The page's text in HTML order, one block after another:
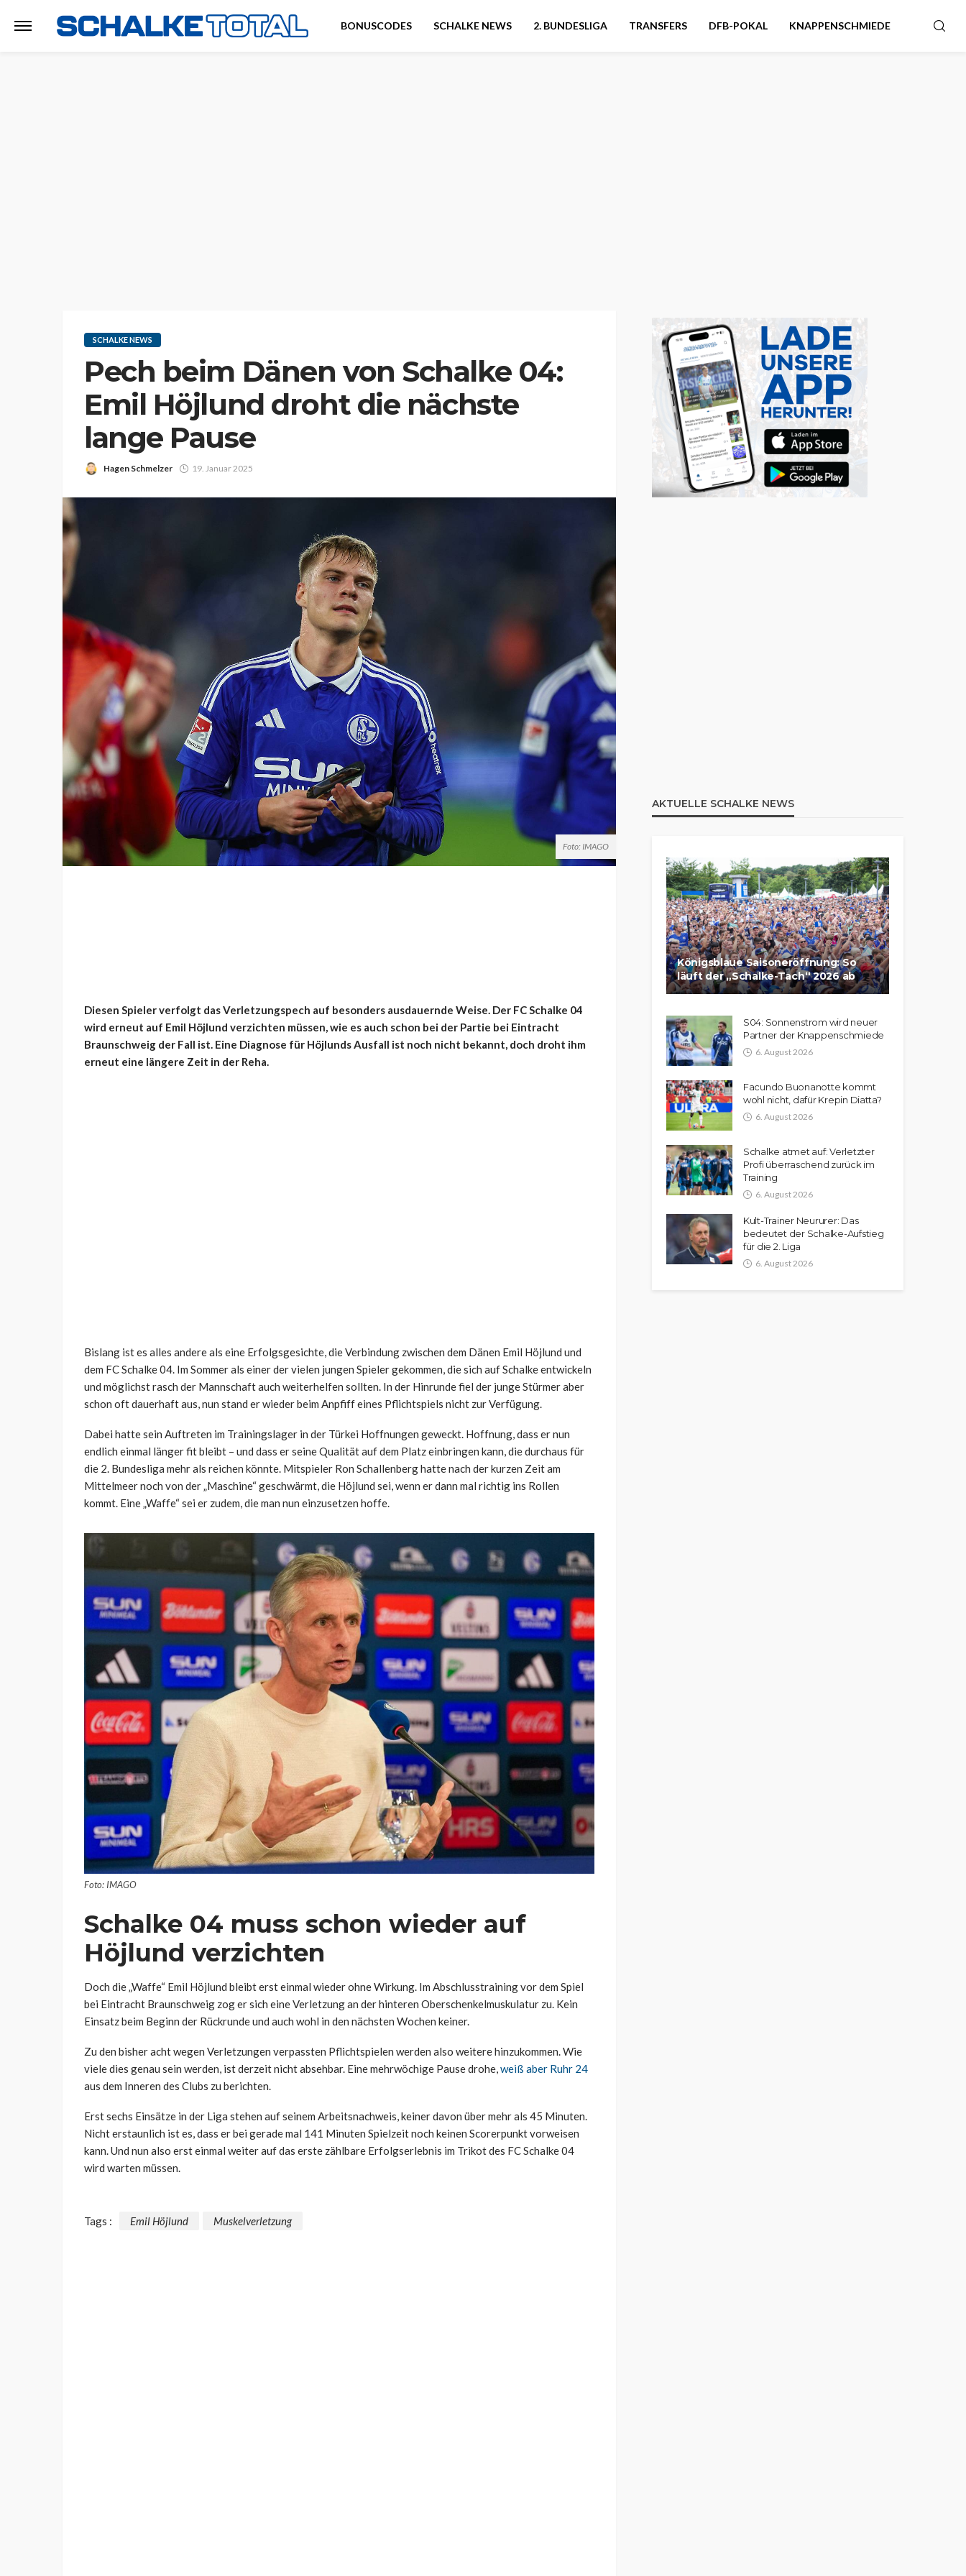
BONUSCODES SCHALKE NEWS 2. BUNDESLIGA TRANSFERS DFB-POKAL KNAPPENSCHMIEDE
SCHALKE NEWS
Pech beim Dänen von Schalke 04:
Emil Höjlund droht die nächste
lange Pause
Hagen Schmelzer 19. Januar 2025
Foto: IMAGO
Diesen Spieler verfolgt das Verletzungspech auf besonders ausdauernde Weise. Der FC Schalke 04
wird erneut auf Emil Höjlund verzichten müssen, wie es auch schon bei der Partie bei Eintracht
Braunschweig der Fall ist. Eine Diagnose für Höjlunds Ausfall ist noch nicht bekannt, doch droht ihm
erneut eine längere Zeit in der Reha.
Bislang ist es alles andere als eine Erfolgsgesichte, die Verbindung zwischen dem Dänen Emil Höjlund und
dem FC Schalke 04. Im Sommer als einer der vielen jungen Spieler gekommen, die sich auf Schalke entwickeln
und möglichst rasch der Mannschaft auch weiterhelfen sollten. In der Hinrunde fiel der junge Stürmer aber
schon oft dauerhaft aus, nun stand er wieder beim Anpfiff eines Pflichtspiels nicht zur Verfügung.
Dabei hatte sein Auftreten im Trainingslager in der Türkei Hoffnungen geweckt. Hoffnung, dass er nun
endlich einmal länger fit bleibt – und dass er seine Qualität auf dem Platz einbringen kann, die durchaus für
die 2. Bundesliga mehr als reichen könnte. Mitspieler Ron Schallenberg hatte nach der kurzen Zeit am
Mittelmeer noch von der „Maschine“ geschwärmt, die Höjlund sei, wenn er dann mal richtig ins Rollen
kommt. Eine „Waffe“ sei er zudem, die man nun einzusetzen hoffe.
Foto: IMAGO
Schalke 04 muss schon wieder auf
Höjlund verzichten
Doch die „Waffe“ Emil Höjlund bleibt erst einmal wieder ohne Wirkung. Im Abschlusstraining vor dem Spiel
bei Eintracht Braunschweig zog er sich eine Verletzung an der hinteren Oberschenkelmuskulatur zu. Kein
Einsatz beim Beginn der Rückrunde und auch wohl in den nächsten Wochen keiner.
Zu den bisher acht wegen Verletzungen verpassten Pflichtspielen werden also weitere hinzukommen. Wie
viele dies genau sein werden, ist derzeit nicht absehbar. Eine mehrwöchige Pause drohe,weiß aber Ruhr 24
aus dem Inneren des Clubs zu berichten.
Erst sechs Einsätze in der Liga stehen auf seinem Arbeitsnachweis, keiner davon über mehr als 45 Minuten.
Nicht erstaunlich ist es, dass er bei gerade mal 141 Minuten Spielzeit noch keinen Scorerpunkt vorweisen
kann. Und nun also erst einmal weiter auf das erste zählbare Erfolgserlebnis im Trikot des FC Schalke 04
wird warten müssen.
Tags : Emil Höjlund Muskelverletzung
AKTUELLE SCHALKE NEWS
Königsblaue Saisoneröffnung: So
läuft der „Schalke-Tach“ 2026 ab
S04: Sonnenstrom wird neuer
Partner der Knappenschmiede
6. August 2026
Facundo Buonanotte kommt
wohl nicht, dafür Krepin Diatta?
6. August 2026
Schalke atmet auf: Verletzter
Profi überraschend zurück im
Training
6. August 2026
Kult-Trainer Neururer: Das
bedeutet der Schalke-Aufstieg
für die 2. Liga
6. August 2026